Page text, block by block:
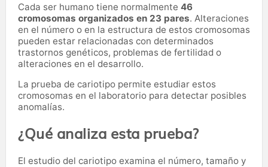
Cada ser humano tiene normalmente 46
cromosomas organizados en 23 pares. Alteraciones
en el número o en la estructura de estos cromosomas
pueden estar relacionadas con determinados
trastornos genéticos, problemas de fertilidad o
alteraciones en el desarrollo.
La prueba de cariotipo permite estudiar estos
cromosomas en el laboratorio para detectar posibles
anomalías.
¿Qué analiza esta prueba?
El estudio del cariotipo examina el número, tamaño y